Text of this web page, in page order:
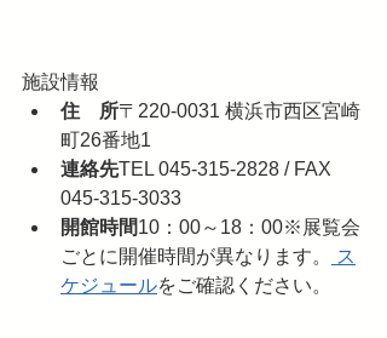
施設情報
住 所〒220-0031 横浜市西区宮崎
町26番地1
連絡先TEL 045-315-2828 / FAX
045-315-3033
開館時間10：00～18：00※展覧会
ごとに開催時間が異なります。
ス
ケジュールをご確認ください。